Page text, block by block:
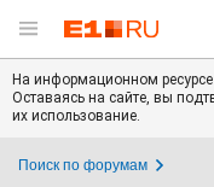
На информационном
Оставаясь на сайте, вы
их использование.
Поиск по форумам